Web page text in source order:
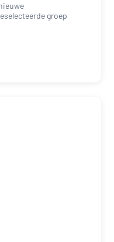
groep